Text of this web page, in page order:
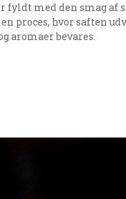
fyldt med den smag af
proces, hvor saften
aromaer bevares.